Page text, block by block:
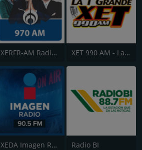
XERFR-AM Radio Fórmula (Primera Cadena) 970 XET 990 AM - La T Grande
XEDA Imagen Radio 90.5 FM Radio BI